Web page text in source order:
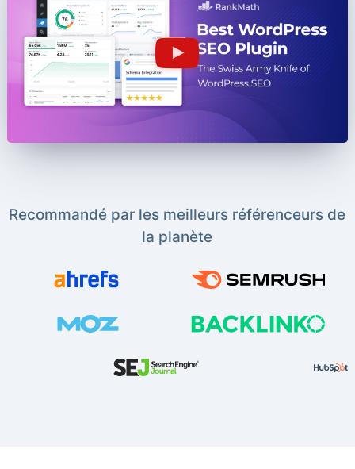
Recommandé par les meilleurs référenceurs de
la planète